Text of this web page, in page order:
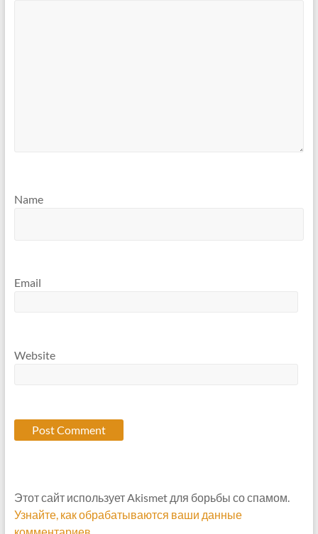
Name
Email
Website
Этот сайт использует Akismet для борьбы со спамом.
Узнайте, как обрабатываются ваши данные